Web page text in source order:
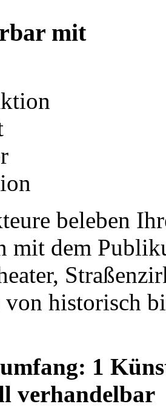
mit
beleben
mit dem
von historisch
1
verhandelbar